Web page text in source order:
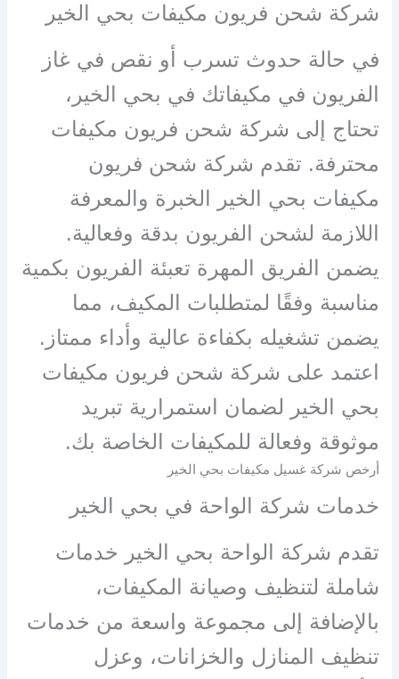
شركة شحن فريون مكيفات بحي الخير
في حالة حدوث تسرب أو نقص في غاز
الفريون في مكيفاتك في بحي الخير،
تحتاج إلى شركة شحن فريون مكيفات
محترفة. تقدم شركة شحن فريون
مكيفات بحي الخير الخبرة والمعرفة
اللازمة لشحن الفريون بدقة وفعالية.
يضمن الفريق المهرة تعبئة الفريون بكمية
مناسبة وفقًا لمتطلبات المكيف، مما
يضمن تشغيله بكفاءة عالية وأداء ممتاز.
اعتمد على شركة شحن فريون مكيفات
بحي الخير لضمان استمرارية تبريد
موثوقة وفعالة للمكيفات الخاصة بك.
أرخص شركة غسيل مكيفات بحي الخير
خدمات شركة الواحة في بحي الخير
تقدم شركة الواحة بحي الخير خدمات
شاملة لتنظيف وصيانة المكيفات،
بالإضافة إلى مجموعة واسعة من خدمات
تنظيف المنازل والخزانات، وعزل